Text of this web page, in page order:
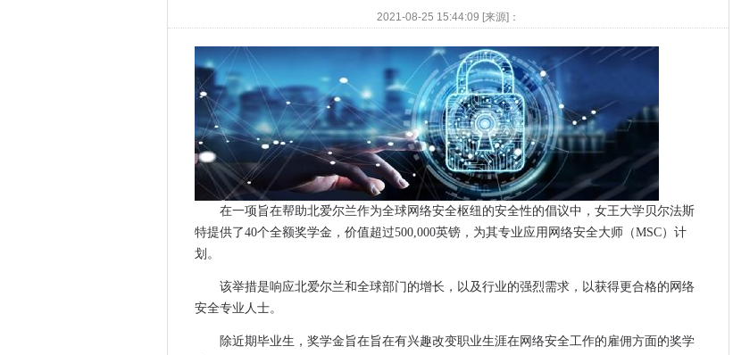
微软最终在两周内退休的Windows 10 1511
这里有苹果的春季活动 - 这是一个教育
邮局董事交叉检查证实缺乏调查分支问题
政府敦促企业和慈善机构对网络安全
Microsoft Planner：办公室365集成的特拉洛竞争对手福利
全球技术周期取决于IPhone，IMF声明
花费教学科目的时间在过去六年中下降了36％
惠普的可拆卸的Chromebook和谷歌过去的幽灵
技术谈话：机器学习和AI破译
更多Windows补丁，主要预览，本月指向升级问题
一件关于两家医院的故事，采用苹果的健康录制应用程序
2021-08-25 15:44:09 [来源]：
在一项旨在帮助北爱尔兰作为全球网络安全枢纽的安全性的倡议中，女王大学贝尔法斯
特提供了40个全额奖学金，价值超过500,000英镑，为其专业应用网络安全大师（MSC）计
划。
该举措是响应北爱尔兰和全球部门的增长，以及行业的强烈需求，以获得更合格的网络
安全专业人士。
除近期毕业生，奖学金旨在旨在有兴趣改变职业生涯在网络安全工作的雇佣方面的奖学